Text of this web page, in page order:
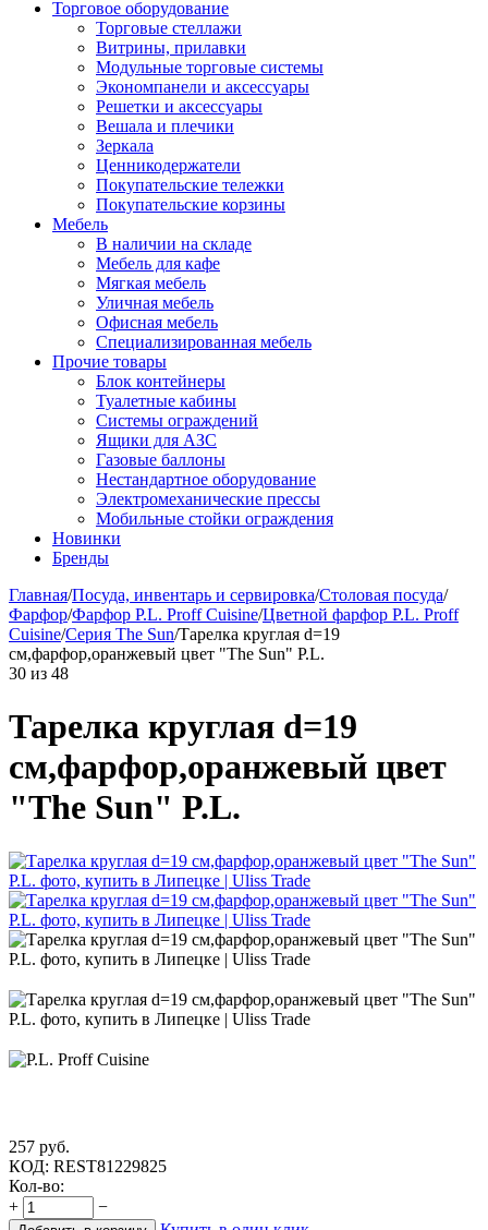
Торговое оборудование
Торговые стеллажи
Витрины, прилавки
Модульные торговые системы
Экономпанели и аксессуары
Решетки и аксессуары
Вешала и плечики
Зеркала
Ценникодержатели
Покупательские тележки
Покупательские корзины
Мебель
В наличии на складе
Мебель для кафе
Мягкая мебель
Уличная мебель
Офисная мебель
Специализированная мебель
Прочие товары
Блок контейнеры
Туалетные кабины
Системы ограждений
Ящики для АЗС
Газовые баллоны
Нестандартное оборудование
Электромеханические прессы
Мобильные стойки ограждения
Новинки
Бренды
Главная/Посуда, инвентарь и сервировка/Столовая посуда/
Фарфор/Фарфор P.L. Proff Cuisine/Цветной фарфор P.L. Proff
Cuisine/Серия The Sun/Тарелка круглая d=19
см,фарфор,оранжевый цвет "The Sun" P.L.
30 из 48
Тарелка круглая d=19
см,фарфор,оранжевый цвет
"The Sun" P.L.
257 руб.
КОД: REST81229825
Кол-во:
+
−